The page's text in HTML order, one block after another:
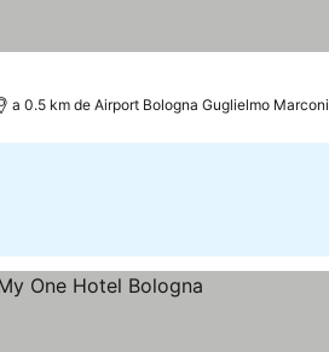
a 0.5 km de Airport Bologna Guglielmo Marconi